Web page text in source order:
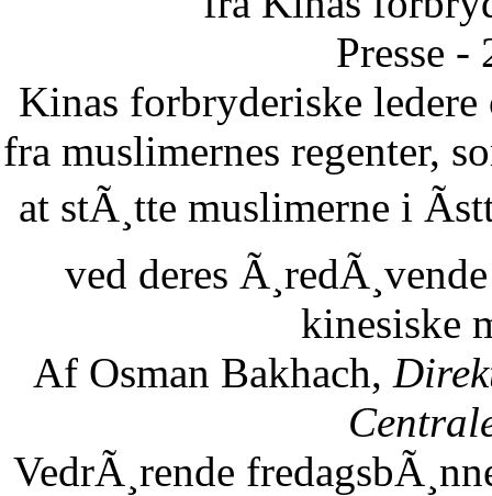
Presse -
Kinas forbryderiske ledere
fra muslimernes regenter,
at stÃ¸tte muslimerne i
ved deres
kinesiske
Af Osman Bakhach,
VedrÃ¸rende